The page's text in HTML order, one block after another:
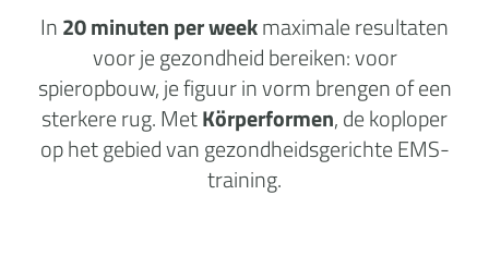
In20 minuten per weekmaximaleresultaten
voor je gezondheidbereiken: voor
spieropbouw, je figuur in vorm brengen of een
sterkere rug. MetKörperformen, de koploper
op het gebied van gezondheidsgerichte EMS-
training.